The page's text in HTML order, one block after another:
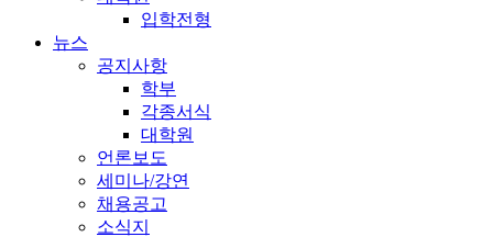
입학전형
뉴스
공지사항
학부
각종서식
대학원
언론보도
세미나/강연
채용공고
소식지